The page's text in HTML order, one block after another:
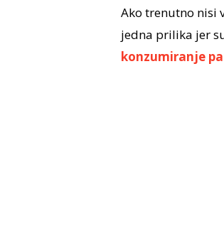
Ako trenutno nisi
jedna prilika jer
konzumiranje